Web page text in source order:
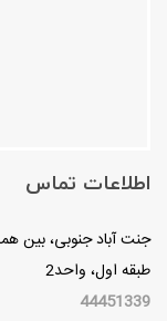
اطلاعات تماس
طبقه اول، واحد2
44451339